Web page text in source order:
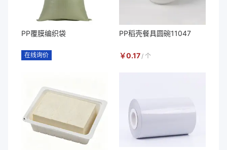
PP覆膜编织袋
在线询价
PP稻壳餐具圆碗11047
￥0.17 / 个